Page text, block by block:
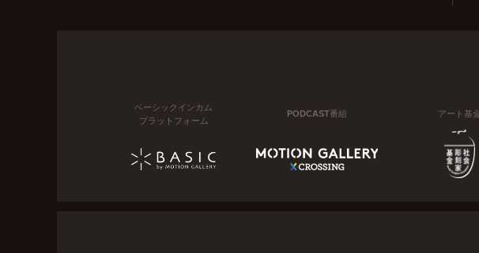
ベーシックインカム
プラットフォーム
PODCAST番組 アート基